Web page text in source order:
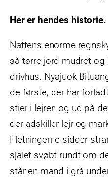
Her er hendes historie.
Nattens enorme
så tørre jord mudret
drivhus. Nyajuok
de første, der har
stier i lejren og ud på
der adskiller lejr og
Fletningerne sidder
sjalet svøbt rundt om
står en mand i grå